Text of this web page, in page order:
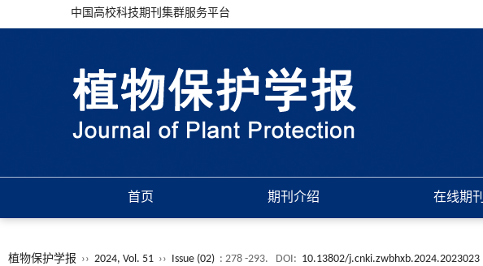
中国高校科技期刊集群服务平台
首页 期刊介绍 在线期刊
植物保护学报 ›› 2024, Vol. 51 ›› Issue (02) : 278 -293. DOI: 10.13802/j.cnki.zwbhxb.2024.2023023